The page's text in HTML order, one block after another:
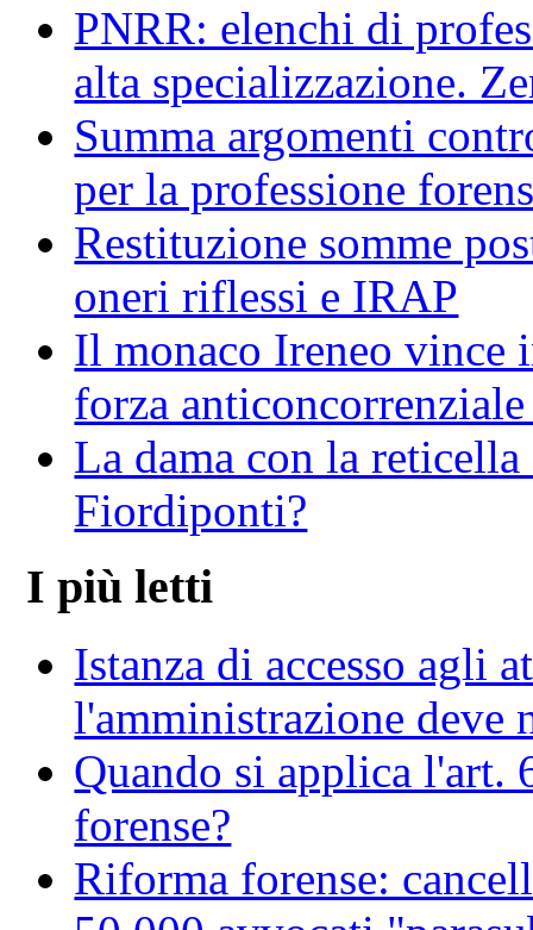
PNRR: elenchi di
alta specializzazione.
Summa argomenti
per la professione
Restituzione somme
oneri riflessi e IRAP
Il monaco Ireneo vince
forza
La dama con la
Fiordiponti?
I più letti
Istanza di accesso agli
l'amministrazione deve
Quando si applica l'art.
forense?
Riforma forense: